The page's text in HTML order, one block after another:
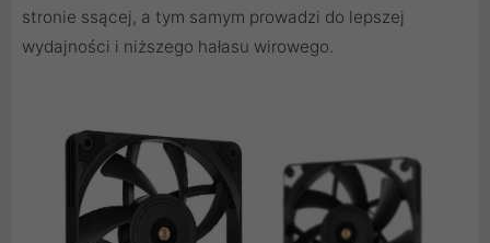
stronie ssącej, a tym samym prowadzi do lepszej
wydajności i niższego hałasu wirowego.